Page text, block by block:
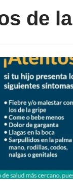
de